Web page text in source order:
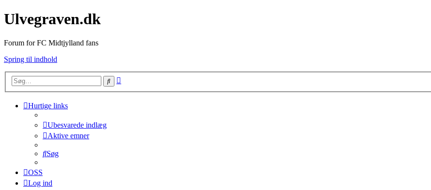
Ulvegraven.dk
Forum for FC Midtjylland fans
Spring til indhold
Søg
Hurtige links
Ubesvarede indlæg
Aktive emner
Søg
OSS
Log ind